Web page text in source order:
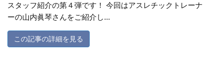
スタッフ紹介の第４弾です！ 今回はアスレチックトレーナ
ーの山内眞琴さんをご紹介し...
この記事の詳細を見る